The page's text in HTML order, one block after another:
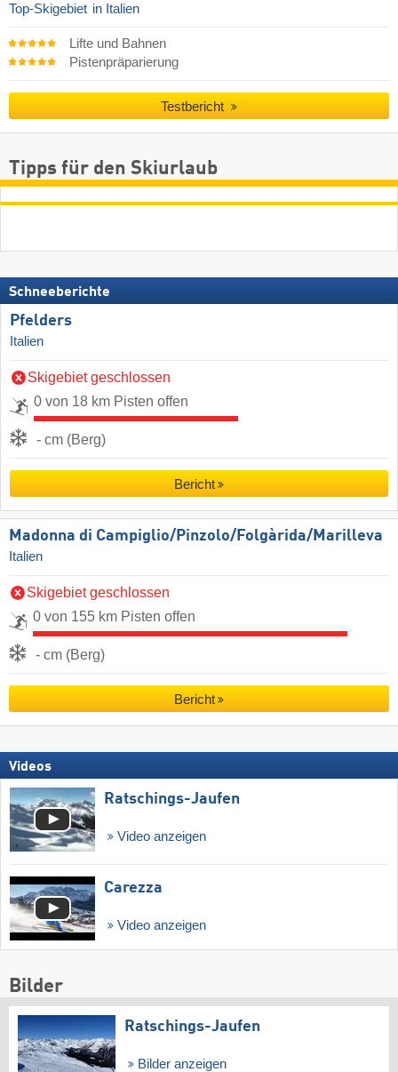
Top-Skigebiet in Italien
Lifte und Bahnen
Pistenpräparierung
Testbericht
Tipps für den Skiurlaub
Schneeberichte
Pfelders
Italien
Skigebiet geschlossen
0 von 18 km Pisten offen
- cm (Berg)
Bericht
Madonna di Campiglio/​Pinzolo/​Folgàrida/​Marilleva
Italien
Skigebiet geschlossen
0 von 155 km Pisten offen
- cm (Berg)
Bericht
Videos
Ratschings-Jaufen
Video anzeigen
Carezza
Video anzeigen
Bilder
Ratschings-Jaufen
Bilder anzeigen